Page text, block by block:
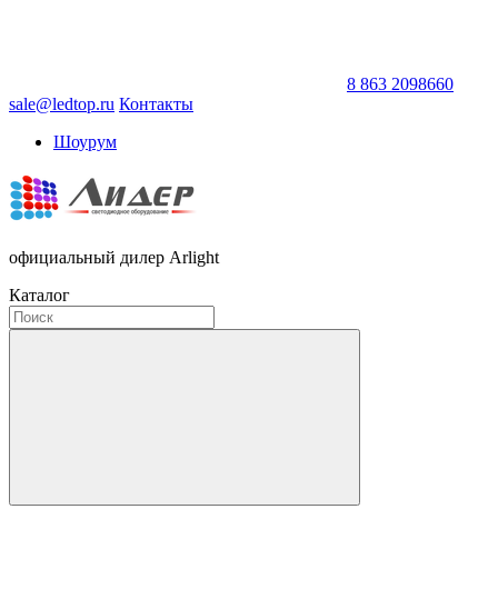
8 863 2098660
sale@ledtop.ru Контакты
Шоурум
официальный дилер Arlight
Каталог